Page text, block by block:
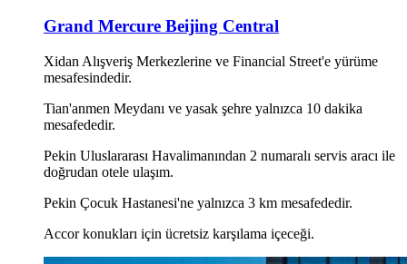
Grand Mercure Beijing Central
Xidan Alışveriş Merkezlerine ve Financial Street'e yürüme
mesafesindedir.
Tian'anmen Meydanı ve yasak şehre yalnızca 10 dakika
mesafededir.
Pekin Uluslararası Havalimanından 2 numaralı servis aracı ile
doğrudan otele ulaşım.
Pekin Çocuk Hastanesi'ne yalnızca 3 km mesafededir.
Accor konukları için ücretsiz karşılama içeceği.